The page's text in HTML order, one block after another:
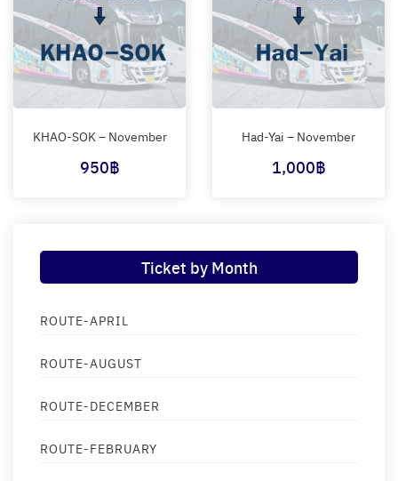
KHAO-SOK – November
950฿
Had-Yai – November
1,000฿
Ticket by Month
ROUTE-APRIL
ROUTE-AUGUST
ROUTE-DECEMBER
ROUTE-FEBRUARY